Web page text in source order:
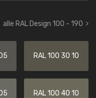
alle RAL Design 100 - 190
RAL 100 30 10
RAL 100 40 10